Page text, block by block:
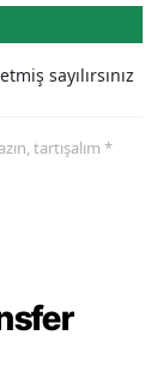
sayılırsınız
tartışalım *